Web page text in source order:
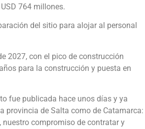
764 millones.
del sitio para alojar al personal
2027, con el pico de construcción
para la construcción y puesta en
fue publicada hace unos días y ya
provincia de Salta como de Catamarca:
nuestro compromiso de contratar y